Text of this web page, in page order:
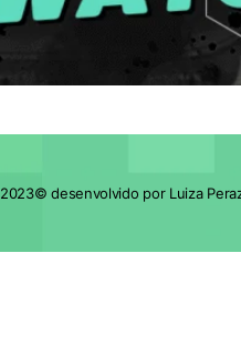
2023© desenvolvido por Luiza